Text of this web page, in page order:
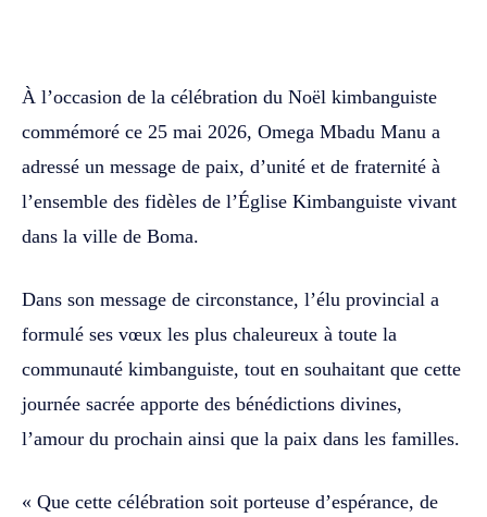
À l’occasion de la célébration du Noël kimbanguiste
commémoré ce 25 mai 2026, Omega Mbadu Manu a
adressé un message de paix, d’unité et de fraternité à
l’ensemble des fidèles de l’Église Kimbanguiste vivant
dans la ville de Boma.
Dans son message de circonstance, l’élu provincial a
formulé ses vœux les plus chaleureux à toute la
communauté kimbanguiste, tout en souhaitant que cette
journée sacrée apporte des bénédictions divines,
l’amour du prochain ainsi que la paix dans les familles.
« Que cette célébration soit porteuse d’espérance, de